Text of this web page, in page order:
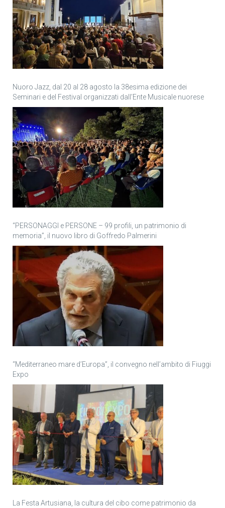
Nuoro Jazz, dal 20 al 28 agosto la 38esima edizione dei
Seminari e del Festival organizzati dall’Ente Musicale nuorese
“PERSONAGGI e PERSONE – 99 profili, un patrimonio di
memoria”, il nuovo libro di Goffredo Palmerini
“Mediterraneo mare d’Europa”, il convegno nell’ambito di Fiuggi
Expo
La Festa Artusiana, la cultura del cibo come patrimonio da